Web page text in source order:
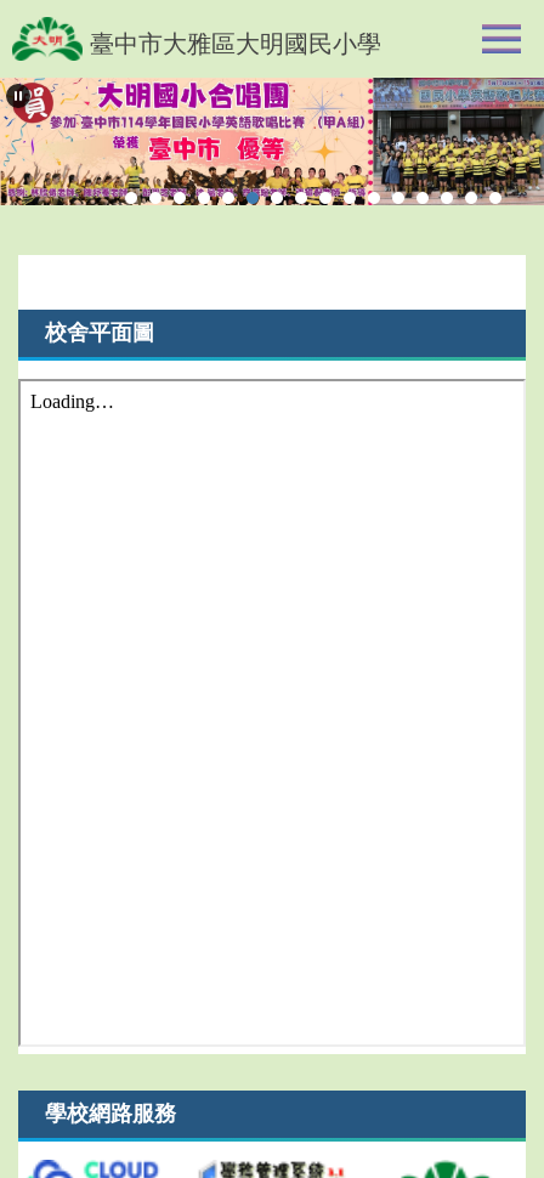
到
要
內
容
區
臺中市大雅區大明國民小學
校舍平面圖
學校網路服務